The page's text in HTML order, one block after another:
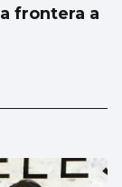
frontera a